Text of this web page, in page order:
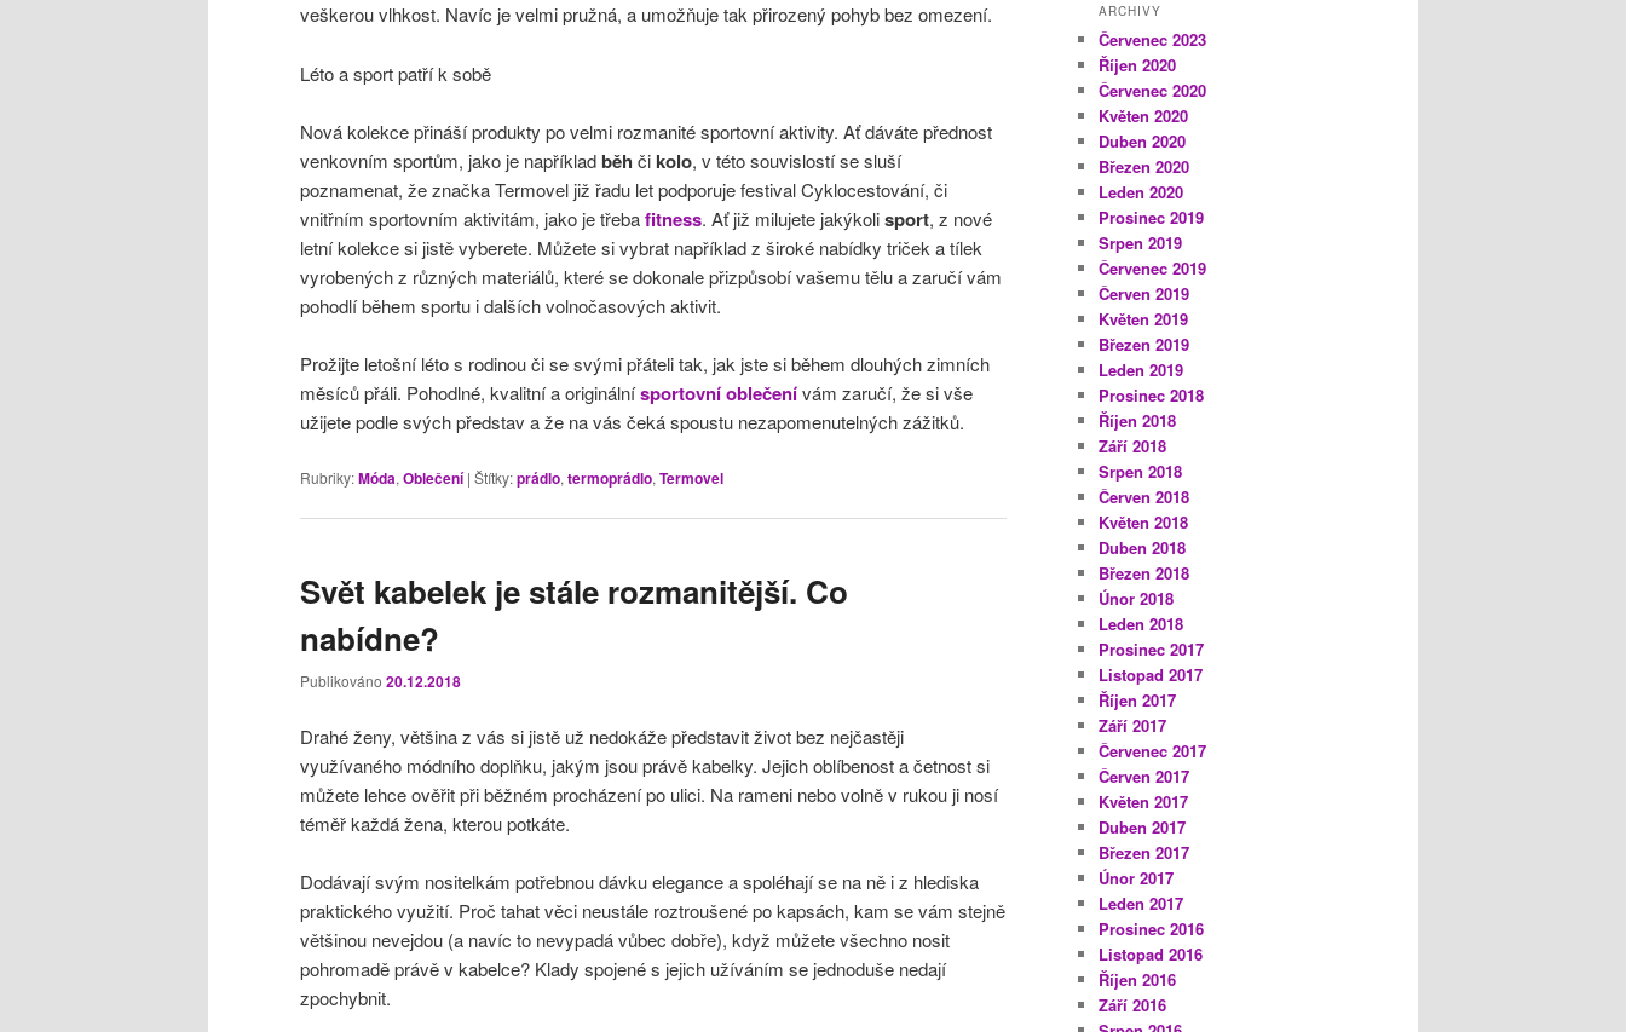
veškerou vlhkost. Navíc je velmi pružná, a umožňuje tak přirozený pohyb bez omezení.
Léto a sport patří k sobě
Nová kolekce přináší produkty po velmi rozmanité sportovní aktivity. Ať dáváte přednost
venkovním sportům, jako je napříkladběh čikolo, v této souvislostí se sluší
poznamenat, že značka Termovel již řadu let podporuje festival Cyklocestování, či
vnitřním sportovním aktivitám, jako je třebafitness. Ať již milujete jakýkolisport, z nové
letní kolekce si jistě vyberete. Můžete si vybrat například z široké nabídky triček a tílek
vyrobených z různých materiálů, které se dokonale přizpůsobí vašemu tělu a zaručí vám
pohodlí během sportu i dalších volnočasových aktivit.
Prožijte letošní léto s rodinou či se svými přáteli tak, jak jste si během dlouhých zimních
měsíců přáli. Pohodlné, kvalitní a originálnísportovní oblečenívám zaručí, že si vše
užijete podle svých představ a že na vás čeká spoustu nezapomenutelných zážitků.
Rubriky:Móda, Oblečení | Štítky:prádlo, termoprádlo, Termovel
Svět kabelek je stále rozmanitější. Co
nabídne?
Publikováno 20.12.2018
Drahé ženy, většina z vás si jistě už nedokáže představit život bez nejčastěji
využívaného módního doplňku, jakým jsou právě kabelky. Jejich oblíbenost a četnost si
můžete lehce ověřit při běžném procházení po ulici. Na rameni nebo volně v rukou ji nosí
téměř každá žena, kterou potkáte.
Dodávají svým nositelkám potřebnou dávku elegance a spoléhají se na ně i z hlediska
praktického využití. Proč tahat věci neustále roztroušené po kapsách, kam se vám stejně
většinou nevejdou (a navíc to nevypadá vůbec dobře), když můžete všechno nosit
pohromadě právě v kabelce? Klady spojené s jejich užíváním se jednoduše nedají
zpochybnit.
ARCHIVY
Červenec 2023
Říjen 2020
Červenec 2020
Květen 2020
Duben 2020
Březen 2020
Leden 2020
Prosinec 2019
Srpen 2019
Červenec 2019
Červen 2019
Květen 2019
Březen 2019
Leden 2019
Prosinec 2018
Říjen 2018
Září 2018
Srpen 2018
Červen 2018
Květen 2018
Duben 2018
Březen 2018
Únor 2018
Leden 2018
Prosinec 2017
Listopad 2017
Říjen 2017
Září 2017
Červenec 2017
Červen 2017
Květen 2017
Duben 2017
Březen 2017
Únor 2017
Leden 2017
Prosinec 2016
Listopad 2016
Říjen 2016
Září 2016